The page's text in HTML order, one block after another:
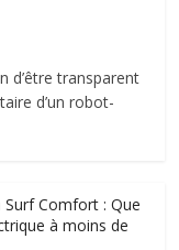
d’être transparent
d’un robot-
Surf Comfort : Que
à moins de